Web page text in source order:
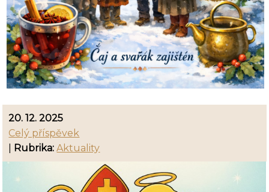
20. 12. 2025
Celý příspěvek
Rubrika: Aktuality